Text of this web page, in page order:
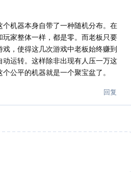
机器本身自带了一种随机分布。在
家整体一样，都是零。而老板只要
，使得这几次游戏中老板始终赚到
运转。这样除非出现有人压一万这
公平的机器就是一个聚宝盆了。
回复